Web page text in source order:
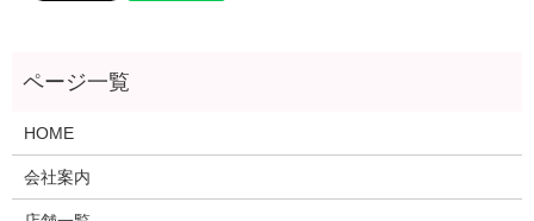
HOME
会社案内